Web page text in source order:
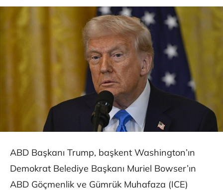
ABD Başkanı Trump, başkent Washington’ın
Demokrat Belediye Başkanı Muriel Bowser’ın
ABD Göçmenlik ve Gümrük Muhafaza (ICE)